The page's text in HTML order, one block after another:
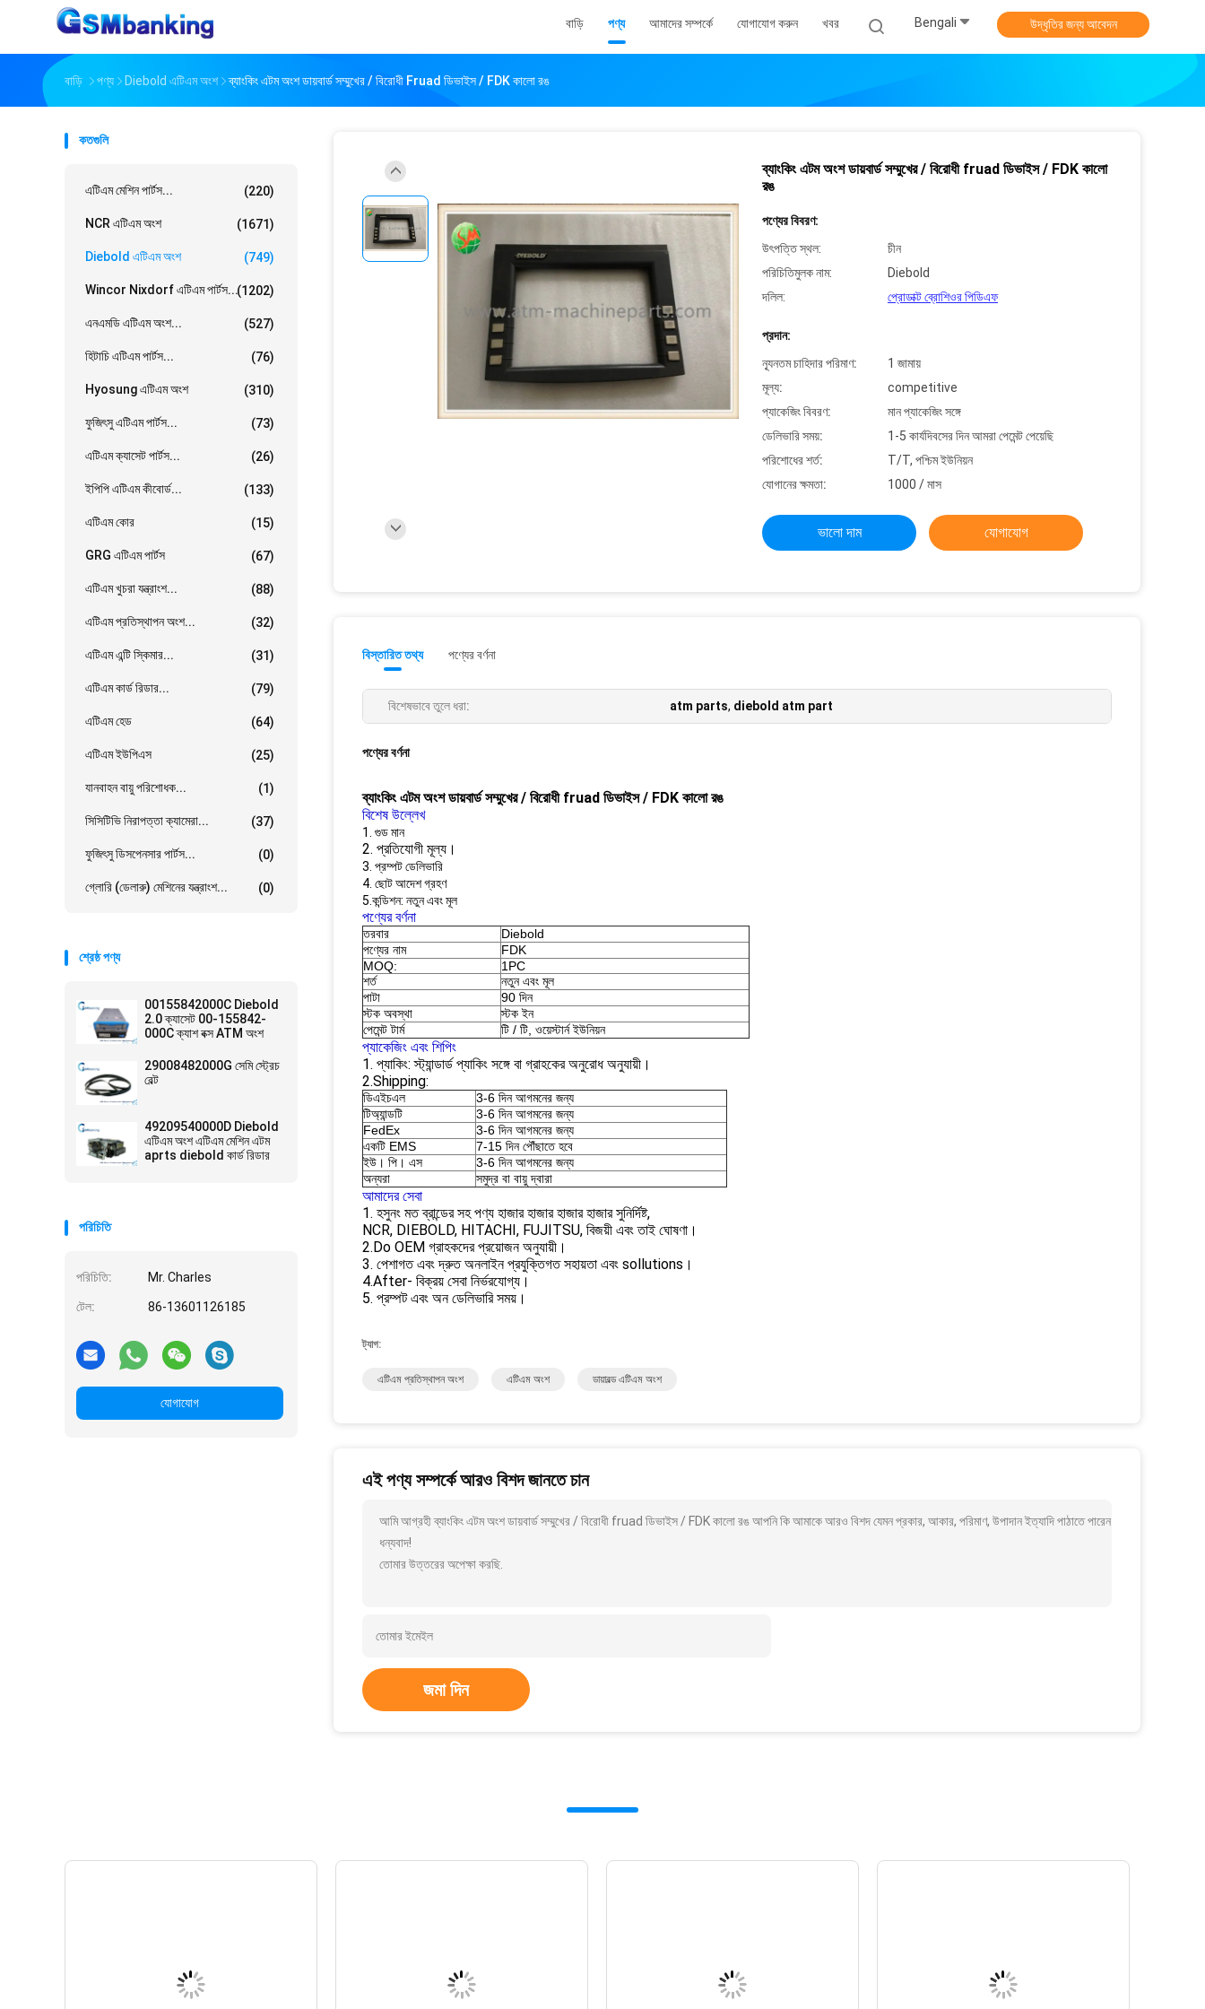
বাড়ি পণ্য আমাদের সম্পর্কে যোগাযোগ করুন খবর Bengali উদ্ধৃতির জন্য আবেদন
বাড়ি পণ্য Diebold এটিএম অংশ ব্যাংকিং এটম অংশ ডায়বার্ড সম্মুখের / বিরোধী Fruad ডিভাইস / FDK কালো রঙ
কতগুলি
এটিএম মেশিন পার্টস... (220)
NCR এটিএম অংশ (1671)
Diebold এটিএম অংশ (749)
Wincor Nixdorf এটিএম পার্টস...(1202)
এনএমডি এটিএম অংশ... (527)
হিটাচি এটিএম পার্টস... (76)
Hyosung এটিএম অংশ (310)
ফুজিৎসু এটিএম পার্টস... (73)
এটিএম ক্যাসেট পার্টস... (26)
ইপিপি এটিএম কীবোর্ড... (133)
এটিএম কোর (15)
GRG এটিএম পার্টস (67)
এটিএম খুচরা যন্ত্রাংশ... (88)
এটিএম প্রতিস্থাপন অংশ... (32)
এটিএম এন্টি স্কিমার... (31)
এটিএম কার্ড রিডার... (79)
এটিএম হেড (64)
এটিএম ইউপিএস (25)
যানবাহন বায়ু পরিশোধক... (1)
সিসিটিভি নিরাপত্তা ক্যামেরা... (37)
ফুজিৎসু ডিসপেনসার পার্টস... (0)
গ্লোরি (ডেলারু) মেশিনের যন্ত্রাংশ... (0)
শ্রেষ্ঠ পণ্য
00155842000C Diebold
2.0 ক্যাসেট 00-155842-
000C ক্যাশ বক্স ATM অংশ
29008482000G সেমি স্ট্রেচ
বেল্ট
49209540000D Diebold
এটিএম অংশ এটিএম মেশিন এটম
aprts diebold কার্ড রিডার
পরিচিতি
পরিচিতি: Mr. Charles
টেল: 86-13601126185
যোগাযোগ
ব্যাংকিং এটম অংশ ডায়বার্ড সম্মুখের / বিরোধী fruad ডিভাইস / FDK কালো
রঙ
পণ্যের বিবরণ:
উৎপত্তি স্থল:
চীন
পরিচিতিমুলক নাম:
Diebold
দলিল:
প্রোডাক্ট ব্রোশিওর পিডিএফ
প্রদান:
ন্যূনতম চাহিদার পরিমাণ:
1 জামায়
মূল্য:
competitive
প্যাকেজিং বিবরণ:
মান প্যাকেজিং সঙ্গে
ডেলিভারি সময়:
1-5 কার্যদিবসের দিন আমরা পেমেন্ট পেয়েছি
পরিশোধের শর্ত:
T/T, পশ্চিম ইউনিয়ন
যোগানের ক্ষমতা:
1000 / মাস
ভালো দাম যোগাযোগ
বিস্তারিত তথ্য পণ্যের বর্ণনা
বিশেষভাবে তুলে ধরা: atm parts, diebold atm part
পণ্যের বর্ণনা
ব্যাংকিং এটম অংশ ডায়বার্ড সম্মুখের / বিরোধী fruad ডিভাইস / FDK কালো রঙ
বিশেষ উল্লেখ
1. গুড মান
2. প্রতিযোগী মূল্য।
3. প্রম্পট ডেলিভারি
4. ছোট আদেশ গ্রহণ
5.কন্ডিশন: নতুন এবং মূল
পণ্যের বর্ণনা
তরবার
Diebold
পণ্যের নাম
FDK
MOQ:
1PC
শর্ত
নতুন এবং মূল
পাটা
90 দিন
স্টক অবস্থা
স্টক ইন
পেমেন্ট টার্ম
টি / টি, ওয়েস্টার্ন ইউনিয়ন
প্যাকেজিং এবং শিপিং
1. প্যাকিং: স্ট্যান্ডার্ড প্যাকিং সঙ্গে বা গ্রাহকের অনুরোধ অনুযায়ী।
2.Shipping:
ডিএইচএল
3-6 দিন আগমনের জন্য
টিঅ্যান্ডটি
3-6 দিন আগমনের জন্য
FedEx
3-6 দিন আগমনের জন্য
একটি EMS
7-15 দিন পৌঁছাতে হবে
ইউ। পি। এস
3-6 দিন আগমনের জন্য
অন্যরা
সমুদ্র বা বায়ু দ্বারা
আমাদের সেবা
1. হসুনং মত ব্রান্ডের সহ পণ্য হাজার হাজার হাজার হাজার সুনির্দিষ্ট,
NCR, DIEBOLD, HITACHI, FUJITSU, বিজয়ী এবং তাই ঘোষণা।
2.Do OEM গ্রাহকদের প্রয়োজন অনুযায়ী।
3. পেশাগত এবং দ্রুত অনলাইন প্রযুক্তিগত সহায়তা এবং sollutions।
4.After- বিক্রয় সেবা নির্ভরযোগ্য।
5. প্রম্পট এবং অন ডেলিভারি সময়।
ট্যাগ:
এটিএম প্রতিস্থাপন অংশ এটিএম অংশ ডায়াবল্ড এটিএম অংশ
এই পণ্য সম্পর্কে আরও বিশদ জানতে চান
আমি আগ্রহী ব্যাংকিং এটম অংশ ডায়বার্ড সম্মুখের / বিরোধী fruad ডিভাইস / FDK কালো রঙ আপনি কি আমাকে আরও বিশদ যেমন প্রকার, আকার, পরিমাণ, উপাদান ইত্যাদি পাঠাতে পারেন
ধন্যবাদ!
তোমার উত্তরের অপেক্ষা করছি.
জমা দিন